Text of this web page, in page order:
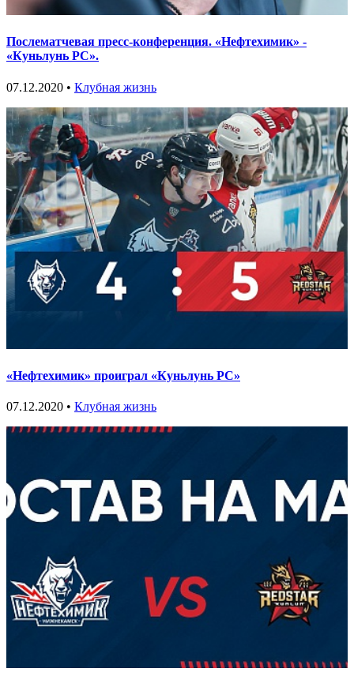
Послематчевая пресс-конференция. «Нефтехимик» -
«Куньлунь РС».
07.12.2020 • Клубная жизнь
«Нефтехимик» проиграл «Куньлунь РС»
07.12.2020 • Клубная жизнь